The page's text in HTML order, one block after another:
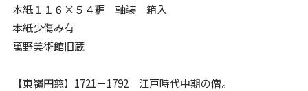
本紙１１６×５４糎 軸装 箱入
本紙少傷み有
萬野美術館旧蔵
【東嶺円慈】1721－1792 江戸時代中期の僧。